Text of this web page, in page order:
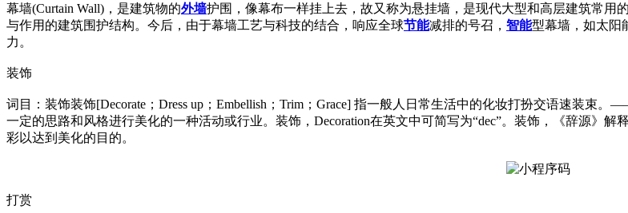
幕墙(Curtain Wall)，是建筑物的外墙护围，像幕布一样挂上去，故又称为悬挂墙，是现代大型和高层建筑常
与作用的建筑围护结构。今后，由于幕墙工艺与科技的结合，响应全球节能减排的号召， 智能型幕墙，如太阳
力。
装饰
词目：装饰装饰[Decorate；Dress up；Embellish；Trim；Grace] 指一般人日常生活中的化妆打扮交语速装束
一定的思路和风格进行美化的一种活动或行业。装饰，Decoration在英文中可简写为“dec”。装饰，《辞源》
彩以达到美化的目的。
打赏